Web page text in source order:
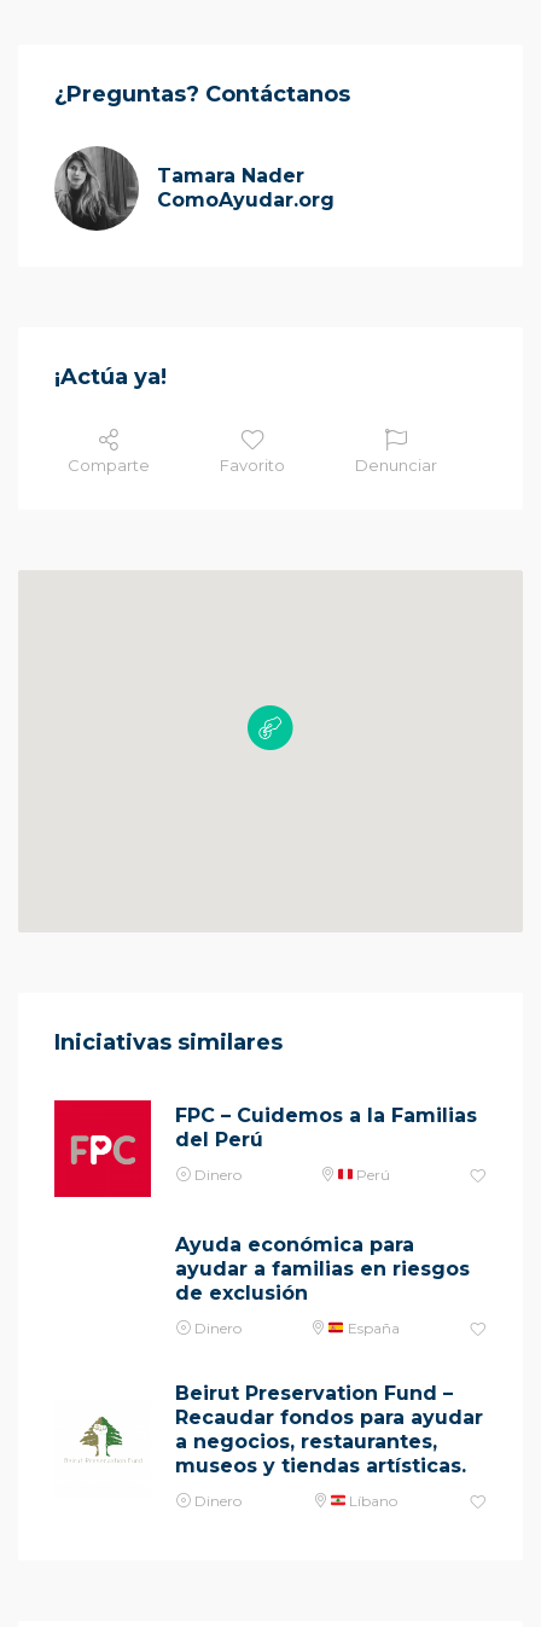
¿Preguntas? Contáctanos
Tamara Nader
ComoAyudar.org
¡Actúa ya!
Comparte Favorito Denunciar
Iniciativas similares
FPC – Cuidemos a la Familias
del Perú
Dinero Perú
Ayuda económica para
ayudar a familias en riesgos
de exclusión
Dinero España
Beirut Preservation Fund –
Recaudar fondos para ayudar
a negocios, restaurantes,
museos y tiendas artísticas.
Dinero Líbano